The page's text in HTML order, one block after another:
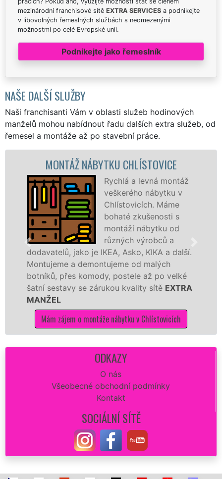
mezinárodní franchisové sítě EXTRA SERVICES a podnikejte
v libovolných řemeslných službách s neomezenými
možnostmi po celé Evropské unii.
Podnikejte jako řemeslník
NAŠE DALŠÍ SLUŽBY
Naši franchisanti Vám v oblasti služeb hodinových
manželů mohou nabídnout řadu dalších extra služeb, od
řemesel a montáže až po stavební práce.
CHLÍSTOVICE
Rychlá a levná montáž
veškerého nábytku v
Chlístovicích. Máme
bohaté zkušenosti s
montáží nábytku od
různých výrobců a
je IKEA, Asko, KIKA a další.
od malých
postele až po velké
zárukou kvality sítěEXTRA
nábytku v Chlístovicích
MONTÁŽ
různých výrobců.
Ikei či kvalitnější
Nobilie, manželé
tuto kuchyň
Mám zájem o
ODKAZY
O nás
Všeobecné obchodní podmínky
Kontakt
SOCIÁLNÍ SÍTĚ